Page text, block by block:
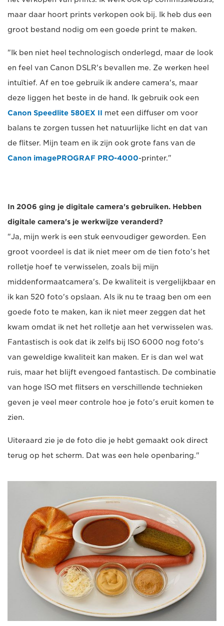
maar daar hoort prints verkopen ook bij. Ik heb dus een
groot bestand nodig om een goede print te maken.
"Ik ben niet heel technologisch onderlegd, maar de look
en feel van Canon DSLR's bevallen me. Ze werken heel
intuïtief. Af en toe gebruik ik andere camera's, maar
deze liggen het beste in de hand. Ik gebruik ook een
Canon Speedlite 580EX II met een diffuser om voor
balans te zorgen tussen het natuurlijke licht en dat van
de flitser. Mijn team en ik zijn ook grote fans van de
Canon imagePROGRAF PRO-4000-printer."
In 2006 ging je digitale camera's gebruiken. Hebben
digitale camera's je werkwijze veranderd?
"Ja, mijn werk is een stuk eenvoudiger geworden. Een
groot voordeel is dat ik niet meer om de tien foto's het
rolletje hoef te verwisselen, zoals bij mijn
middenformaatcamera's. De kwaliteit is vergelijkbaar en
ik kan 520 foto's opslaan. Als ik nu te traag ben om een
goede foto te maken, kan ik niet meer zeggen dat het
kwam omdat ik net het rolletje aan het verwisselen was.
Fantastisch is ook dat ik zelfs bij ISO 6000 nog foto's
van geweldige kwaliteit kan maken. Er is dan wel wat
ruis, maar het blijft evengoed fantastisch. De combinatie
van hoge ISO met flitsers en verschillende technieken
geven je veel meer controle hoe je foto's eruit komen te
zien.
Uiteraard zie je de foto die je hebt gemaakt ook direct
terug op het scherm. Dat was een hele openbaring."